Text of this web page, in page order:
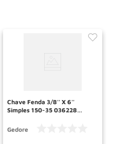
Chave Fenda 3/8'' X 6''
Simples 150-35 036228
Gedore